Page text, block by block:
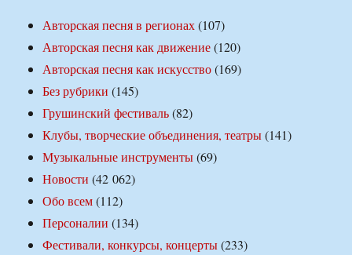
Авторская песня в регионах(107)
Авторская песня как движение(120)
Авторская песня как искусство(169)
Без рубрики (145)
Грушинский фестиваль(82)
Клубы, творческие объединения, театры(141)
Музыкальные инструменты(69)
Новости (42 062)
Обо всем(112)
Персоналии (134)
Фестивали, конкурсы, концерты(233)